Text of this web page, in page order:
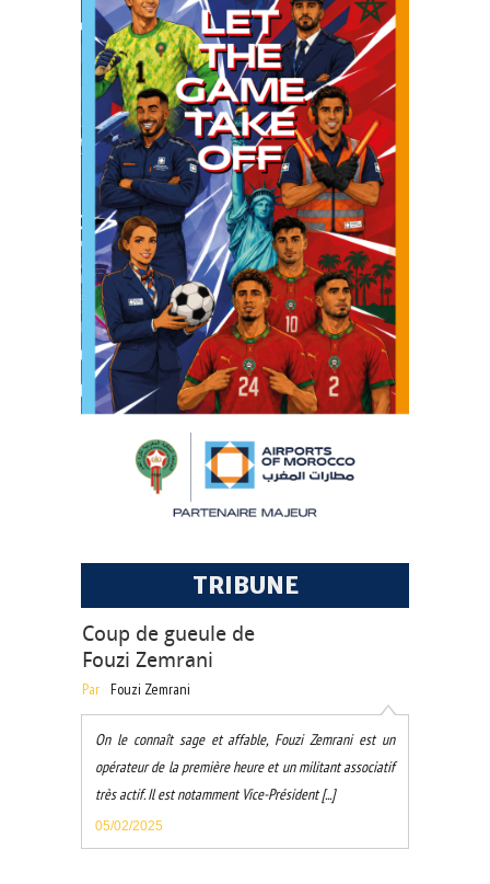
TRIBUNE
Coup de gueule de
Fouzi Zemrani
Par Fouzi Zemrani
On le connaît sage et affable, Fouzi Zemrani est un
opérateur de la première heure et un militant associatif
très actif. Il est notamment Vice-Président [...]
05/02/2025